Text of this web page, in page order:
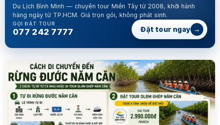
Du Lịch Bình Minh — chuyên tour Miền Tây từ 2008, khởi hành
hàng ngày từ TP.HCM. Giá trọn gói, không phát sinh.
GỌI ĐẶT TOUR
077 242 7777 Đặt tour ngay →